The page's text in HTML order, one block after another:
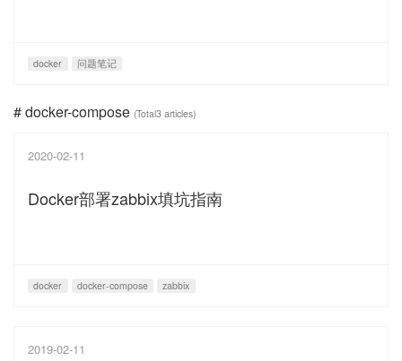
docker 问题笔记
# docker-compose (Total3 articles)
2020-02-11
Docker部署zabbix填坑指南
docker docker-compose zabbix
2019-02-11